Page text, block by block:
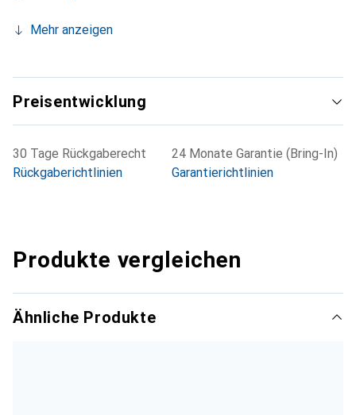
Mehr anzeigen
Preisentwicklung
30 Tage Rückgaberecht
Rückgaberichtlinien
24 Monate Garantie (Bring-In)
Garantierichtlinien
Produkte vergleichen
Ähnliche Produkte